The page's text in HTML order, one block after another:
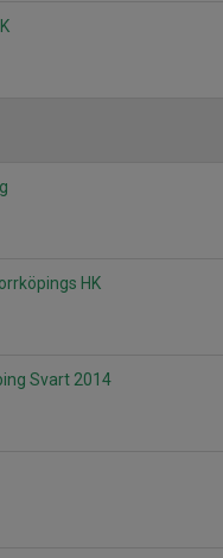
HK
Svart 2014